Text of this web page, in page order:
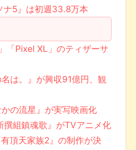
ナ5』は初週33.8万本
「Pixel XL」のティザーサ
は。』が興収91億円、観
の流星』が実写映画化
撰組鎮魂歌』がTVアニメ化
頂天家族2』の制作が決